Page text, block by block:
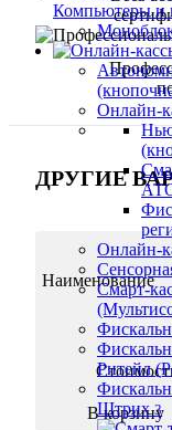
Компьютеры и
Онлайн-
Онлайн-
Смарт-
Ритейл
Штрих 3
ДРУГИЕ
Наименование
В корзину